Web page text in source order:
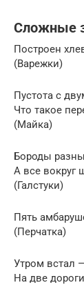
Сложные
Построен
(Варежки)
Пустота с
Что такое
(Майка)
Бороды
А все вокруг
(Галстуки)
Пять
(Перчатка)
Утром встал
На две